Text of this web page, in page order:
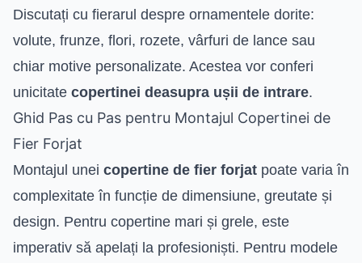
Discutați cu fierarul despre ornamentele dorite:
volute, frunze, flori, rozete, vârfuri de lance sau
chiar motive personalizate. Acestea vor conferi
unicitate copertinei deasupra ușii de intrare.
Ghid Pas cu Pas pentru Montajul Copertinei de
Fier Forjat
Montajul unei copertine de fier forjat poate varia în
complexitate în funcție de dimensiune, greutate și
design. Pentru copertine mari și grele, este
imperativ să apelați la profesioniști. Pentru modele